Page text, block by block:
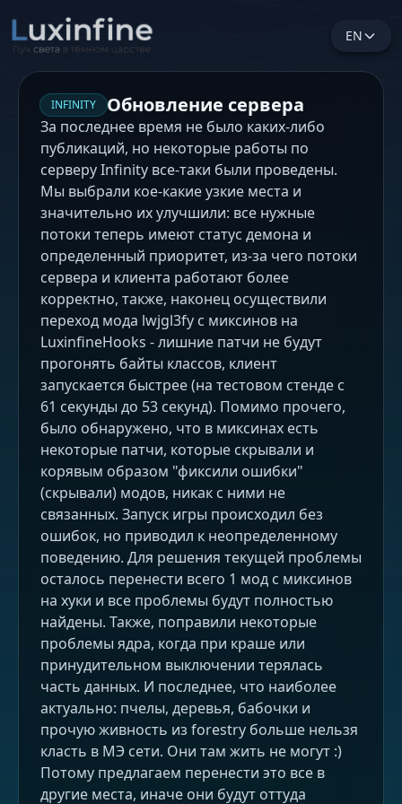
EN
INFINITY Обновление сервера
За последнее время не было каких-либо
публикаций, но некоторые работы по
серверу Infinity все-таки были проведены.
Мы выбрали кое-какие узкие места и
значительно их улучшили: все нужные
потоки теперь имеют статус демона и
определенный приоритет, из-за чего потоки
сервера и клиента работают более
корректно, также, наконец осуществили
переход мода lwjgl3fy с миксинов на
LuxinfineHooks - лишние патчи не будут
прогонять байты классов, клиент
запускается быстрее (на тестовом стенде с
61 секунды до 53 секунд). Помимо прочего,
было обнаружено, что в миксинах есть
некоторые патчи, которые скрывали и
корявым образом "фиксили ошибки"
(скрывали) модов, никак с ними не
связанных. Запуск игры происходил без
ошибок, но приводил к неопределенному
поведению. Для решения текущей проблемы
осталось перенести всего 1 мод с миксинов
на хуки и все проблемы будут полностью
найдены. Также, поправили некоторые
проблемы ядра, когда при краше или
принудительном выключении терялась
часть данных. И последнее, что наиболее
актуально: пчелы, деревья, бабочки и
прочую живность из forestry больше нельзя
класть в МЭ сети. Они там жить не могут :)
Потому предлагаем перенести это все в
другие места, иначе они будут оттуда